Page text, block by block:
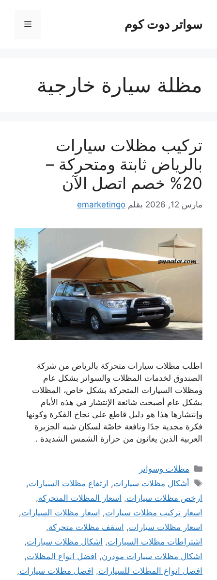
المحتوىسواتر دوت كوم القائمة
مظلة سيارة خارجية
تركيب مظلات سيارات
بالرياض ثابتة ومتحركة –
20% خصم اتصل الآن
مارس 12, 2026 بقلم emarketingo
اطلب مظلات سيارات متحركة بالرياض من شركة
الصندوق لخدمات المظلات والسواتر بشكل عام
ومظلات السيارات المتحركة بشكل خاص، المظلات
بشكل عام أصبحت شائعة الإنتشار في هذه الأيام
وإنتشارها هذا هو دليل قاطع على نجاح الفكرة وكونها
فكرة مجدية جدًا ونافعة خاصًة لسكان شبه الجزيرة
العربية الذين يعانون من حرارة الشمس الشديدة .
التصنيفات
مظلات وسواتر
الوسوم
أشكال مظلات سيارات, ارتفاع مظلات السيارات,
ارخص مظلات سيارات, اسعار المظلات المتحركة,
اسعار تركيب مظلات سيارات, اسعار مظلات السيارات,
اسعار مظلات سيارات, اسقف مظلات متحركة,
اشتراطات مظلات السيارات, اشكال مظلات سيارات,
اشكال مظلات سيارات مودرن, افضل انواع المظلات,
افضل انواع المظلات للسيارات, افضل مظلات سيارات,